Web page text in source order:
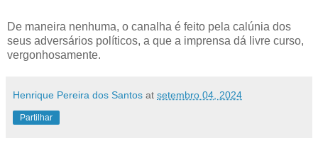
De maneira nenhuma, o canalha é feito pela calúnia dos
seus adversários políticos, a que a imprensa dá livre curso,
vergonhosamente.
Henrique Pereira dos Santos at setembro 04, 2024
Partilhar